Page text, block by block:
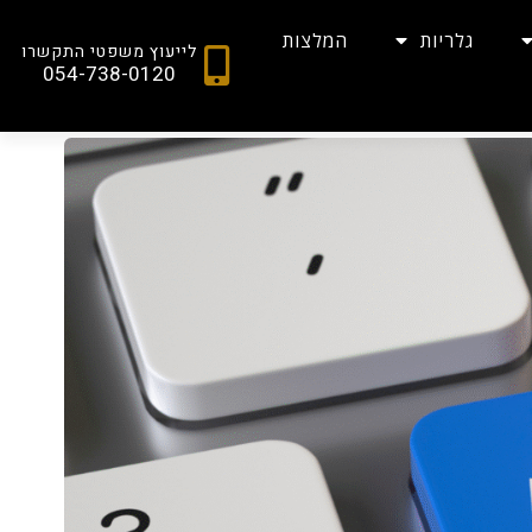
גלריות המלצות לייעוץ משפטי התקשרו
054-738-0120